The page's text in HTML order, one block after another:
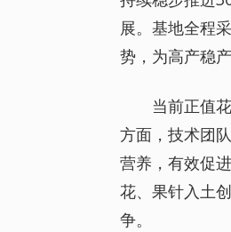
展。基地全程
势，为高产稳
当前正值
方面，技术团
营养，有效促
花、果针入土
争。